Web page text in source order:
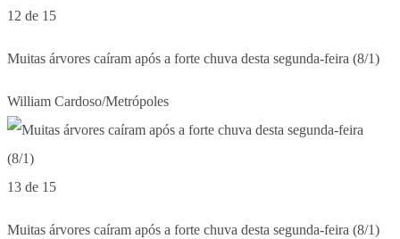
12 de 15
Muitas árvores caíram após a forte chuva desta segunda-feira (8/1)
William Cardoso/Metrópoles
13 de 15
Muitas árvores caíram após a forte chuva desta segunda-feira (8/1)